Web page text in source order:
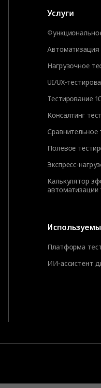
Услуги
Автоматизация
Нагрузочное
UI/UX-
Тестирование
Консалтинг
Сравнительное
Полевое
Экспресс-
Калькулятор
автоматизации
Платформа
ИИ-ассистент